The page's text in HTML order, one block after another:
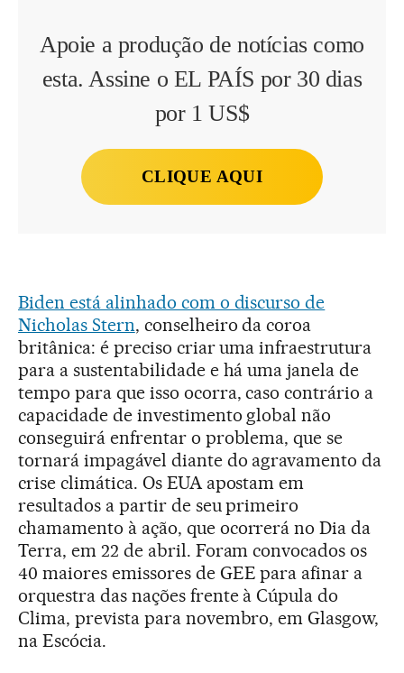
Apoie a produção de notícias como
esta. Assine o EL PAÍS por 30 dias
por 1 US$
CLIQUE AQUI
Biden está alinhado com o discurso de
Nicholas Stern, conselheiro da coroa
britânica: é preciso criar uma infraestrutura
para a sustentabilidade e há uma janela de
tempo para que isso ocorra, caso contrário a
capacidade de investimento global não
conseguirá enfrentar o problema, que se
tornará impagável diante do agravamento da
crise climática. Os EUA apostam em
resultados a partir de seu primeiro
chamamento à ação, que ocorrerá no Dia da
Terra, em 22 de abril. Foram convocados os
40 maiores emissores de GEE para afinar a
orquestra das nações frente à Cúpula do
Clima, prevista para novembro, em Glasgow,
na Escócia.